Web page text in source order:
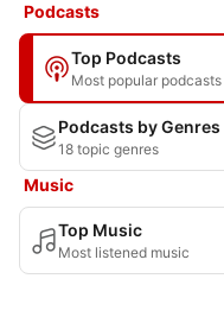
Podcasts
Top Podcasts
Most popular podcasts
Podcasts by Genres
18 topic genres
Music
Top Music
Most listened music